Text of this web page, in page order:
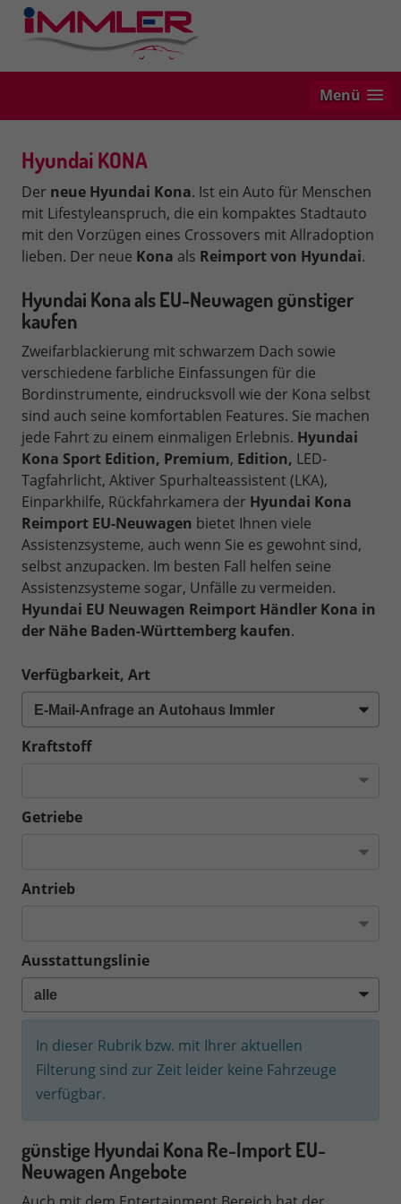
Menü
Hyundai KONA
Der neue Hyundai Kona. Ist ein Auto für Menschen
mit Lifestyleanspruch, die ein kompaktes Stadtauto
mit den Vorzügen eines Crossovers mit Allradoption
lieben. Der neue Kona als Reimport von Hyundai.
Hyundai Konaals EU-Neuwagen günstiger
kaufen
Zweifarblackierung mit schwarzem Dach sowie
verschiedene farbliche Einfassungen für die
Bordinstrumente, eindrucksvoll wie der Kona selbst
sind auch seine komfortablen Features. Sie machen
jede Fahrt zu einem einmaligen Erlebnis. Hyundai
Kona Sport Edition, Premium, Edition, LED-
Tagfahrlicht, Aktiver Spurhalteassistent (LKA),
Einparkhilfe, Rückfahrkamera der Hyundai Kona
Reimport EU-Neuwagen bietet Ihnen viele
Assistenzsysteme, auch wenn Sie es gewohnt sind,
selbst anzupacken. Im besten Fall helfen seine
Assistenzsysteme sogar, Unfälle zu vermeiden.
Hyundai EU Neuwagen Reimport Händler Kona in
der Nähe Baden-Württemberg kaufen.
Verfügbarkeit, Art
Kraftstoff
Getriebe
Antrieb
Ausstattungslinie
In dieser Rubrik bzw. mit Ihrer aktuellen
Filterung sind zur Zeit leider keine Fahrzeuge
verfügbar.
günstige Hyundai KonaRe-Import EU-
Neuwagen Angebote